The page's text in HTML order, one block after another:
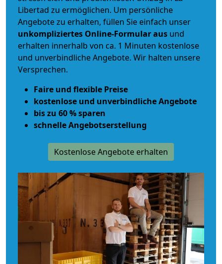
Libertad zu ermöglichen. Um persönliche
Angebote zu erhalten, füllen Sie einfach unser
unkompliziertes Online-Formular aus und
erhalten innerhalb von ca. 1 Minuten kostenlose
und unverbindliche Angebote. Wir halten unsere
Versprechen.
Faire und flexible Preise
kostenlose und unverbindliche Angebote
bis zu 60 % sparen
schnelle Angebotserstellung
Kostenlose Angebote erhalten